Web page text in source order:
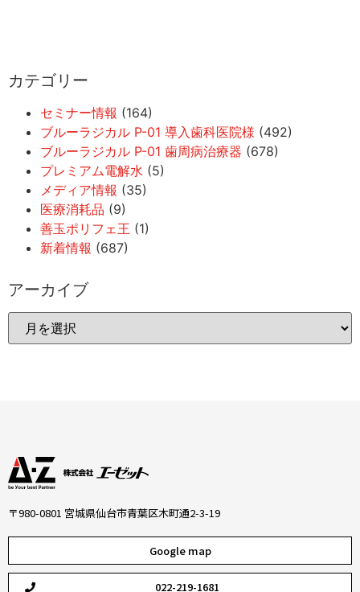
カテゴリー
セミナー情報 (164)
ブルーラジカル P-01 導入歯科医院様 (492)
ブルーラジカル P-01 歯周病治療器 (678)
プレミアム電解水 (5)
メディア情報 (35)
医療消耗品 (9)
善玉ポリフェ王 (1)
新着情報 (687)
アーカイブ
〒980-0801 宮城県仙台市青葉区木町通2-3-19
Google map
022-219-1681